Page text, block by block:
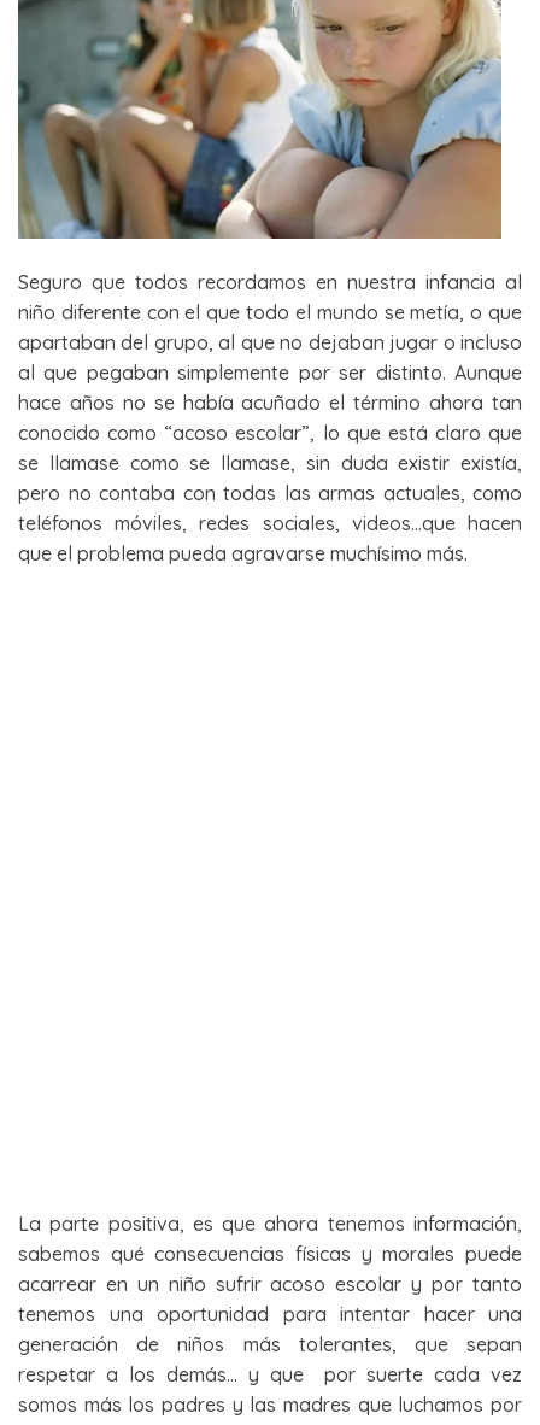
Seguro que todos recordamos en nuestra infancia al
niño diferente con el que todo el mundo se metía, o que
apartaban del grupo, al que no dejaban jugar o incluso
al que pegaban simplemente por ser distinto. Aunque
hace años no se había acuñado el término ahora tan
conocido como “acoso escolar”, lo que está claro que
se llamase como se llamase, sin duda existir existía,
pero no contaba con todas las armas actuales, como
teléfonos móviles, redes sociales, videos…que hacen
que el problema pueda agravarse muchísimo más.
La parte positiva, es que ahora tenemos información,
sabemos qué consecuencias físicas y morales puede
acarrear en un niño sufrir acoso escolar y por tanto
tenemos una oportunidad para intentar hacer una
generación de niños más tolerantes, que sepan
respetar a los demás… y que por suerte cada vez
somos más los padres y las madres que luchamos por